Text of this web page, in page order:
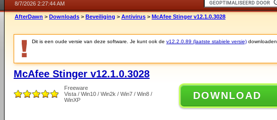
8/7/2026 2:27:44 AM
AfterDawn > Downloads > Beveiliging > Antivirus > McAfee Stinger v12.1.0.3028
Dit is een oude versie van deze software. Je kunt ook de v12.2.0.89 (laatste stabiele versie) downloaden.
McAfee Stinger v12.1.0.3028
Freeware
Vista / Win10 / Win2k / Win7 / Win8 /
WinXP
DOWNLOAD